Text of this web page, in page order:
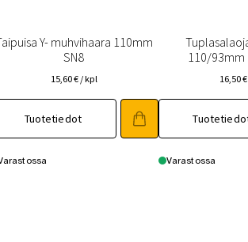
Y- muhvihaara 110mm
SN8
15,60€ / kpl
Tuotetiedot
110/93mm
16,50€
Varastossa